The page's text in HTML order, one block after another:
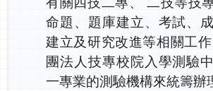
命題、題庫建立、考試、
建立及研究改進等相關工
團法人技專校院入學測驗
一專業的測驗機構來統籌辦